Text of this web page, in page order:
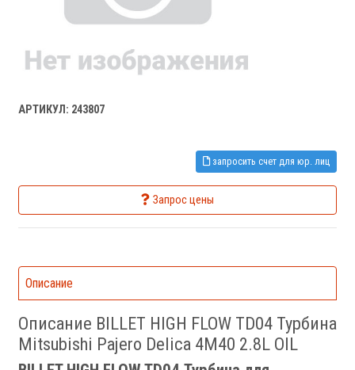
АРТИКУЛ: 243807
запросить счет для юр. лиц
Запрос цены
Описание
Описание BILLET HIGH FLOW TD04 Турбина
Mitsubishi Pajero Delica 4M40 2.8L OIL